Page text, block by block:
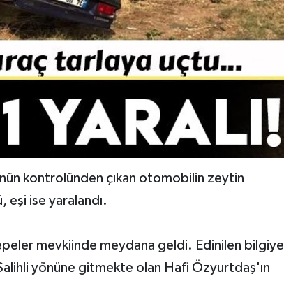
kontrolünden çıkan otomobilin zeytin
eşi ise yaralandı.
mevkiinde meydana geldi. Edinilen bilgiye
yönüne gitmekte olan Hafi Özyurtdaş'ın